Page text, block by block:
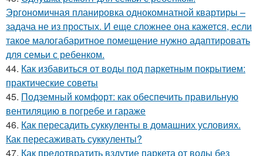
Эргономичная планировка однокомнатной квартиры –
задача не из простых. И еще сложнее она кажется, если
такое малогабаритное помещение нужно адаптировать
для семьи с ребенком.
44. Как избавиться от воды под паркетным покрытием:
практические советы
45. Подземный комфорт: как обеспечить правильную
вентиляцию в погребе и гараже
46. Как пересадить суккуленты в домашних условиях.
Как пересаживать суккуленты?
47. Как предотвратить вздутие паркета от воды без